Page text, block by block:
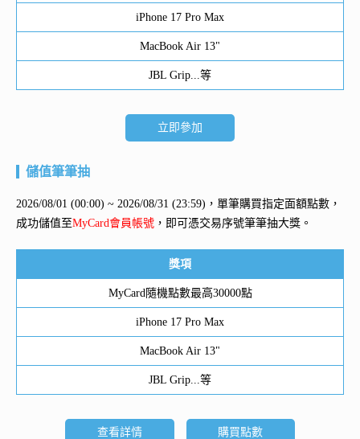
iPhone 17 Pro Max
MacBook Air 13"
JBL Grip...等
立即參加
儲值筆筆抽
2026/08/01 (00:00) ~ 2026/08/31 (23:59)，單筆購買指定面額點數，
成功儲值至MyCard會員帳號 ，即可憑交易序號筆筆抽大獎。
獎項
MyCard隨機點數最高30000點
iPhone 17 Pro Max
MacBook Air 13"
JBL Grip...等
查看詳情 購買點數